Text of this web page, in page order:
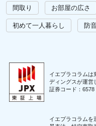
間取り お部屋の広さ
初めて一人暮らし 防
イエプラコラムは
ディングスが運営
証券コード：6578
イエプラコラムを